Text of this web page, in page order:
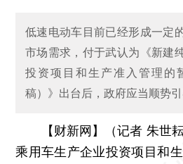
低速电动车目前已经形成一定
市场需求，付于武认为《新建
投资项目和生产准入管理的
稿）》出台后，政府应当顺势
【财新网】（记者 朱世耘
乘用车生产企业投资项目和